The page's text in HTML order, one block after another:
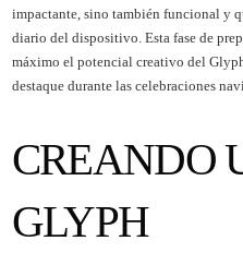
impactante, sino también funcional y
diario del dispositivo. Esta fase de
máximo el potencial creativo del
destaque durante las celebraciones
CREANDO
GLYPH